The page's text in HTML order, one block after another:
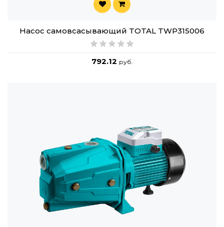
Насос cамовсасывающий TOTAL TWP315006
792.12 руб.